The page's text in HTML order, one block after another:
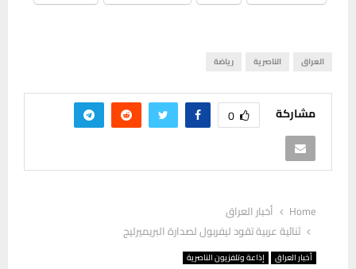
العراق الناصرية رياضة
مشاركة 0
Home
أخبار العراق
ثنائية عربية تقود ليفربول لصدارة البريميرليج
أخبار العراق إذاعة وتلفزيون الناصرية